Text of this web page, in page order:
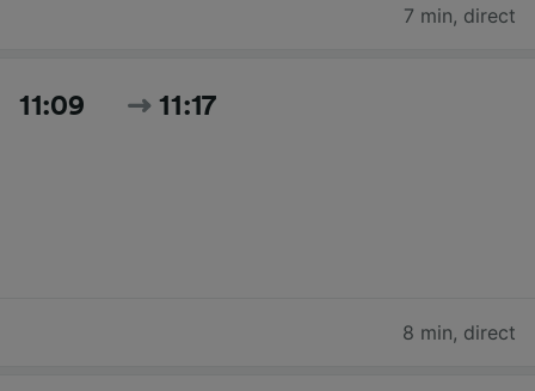
7 min, direct
11:09 11:17
8 min, direct